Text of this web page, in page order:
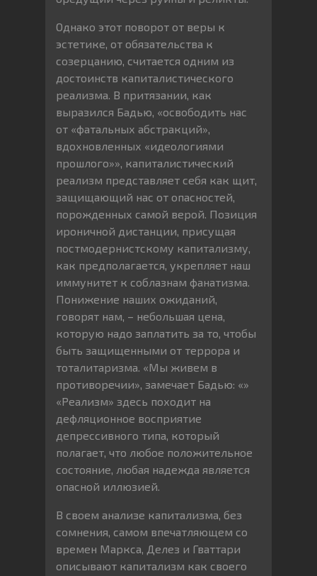
Однако этот поворот от веры к
эстетике, от обязательства к
созерцанию, считается одним из
достоинств капиталистического
реализма. В притязании, как
выразился Бадью, «освободить нас
от «фатальных абстракций»,
вдохновленных «идеологиями
прошлого»», капиталистический
реализм представляет себя как щит,
защищающий нас от опасностей,
порожденных самой верой. Позиция
ироничной дистанции, присущая
постмодернистскому капитализму,
как предполагается, укрепляет наш
иммунитет к соблазнам фанатизма.
Понижение наших ожиданий,
говорят нам, – небольшая цена,
которую надо заплатить за то, чтобы
быть защищенными от террора и
тоталитаризма. «Мы живем в
противоречии», замечает Бадью: «»
«Реализм» здесь походит на
дефляционное восприятие
депрессивного типа, который
полагает, что любое положительное
состояние, любая надежда является
опасной иллюзией.
В своем анализе капитализма, без
сомнения, самом впечатляющем со
времен Маркса, Делез и Гваттари
описывают капитализм как своего